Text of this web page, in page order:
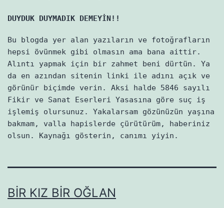
DUYDUK DUYMADIK DEMEYİN!!
Bu blogda yer alan yazıların ve fotoğrafların
hepsi övünmek gibi olmasın ama bana aittir.
Alıntı yapmak için bir zahmet beni dürtün. Ya
da en azından sitenin linki ile adını açık ve
görünür biçimde verin. Aksi halde 5846 sayılı
Fikir ve Sanat Eserleri Yasasına göre suç iş
işlemiş olursunuz. Yakalarsam gözünüzün yaşına
bakmam, valla hapislerde çürütürüm, haberiniz
olsun. Kaynağı gösterin, canımı yiyin.
BIR KIZ BIR OĞLAN